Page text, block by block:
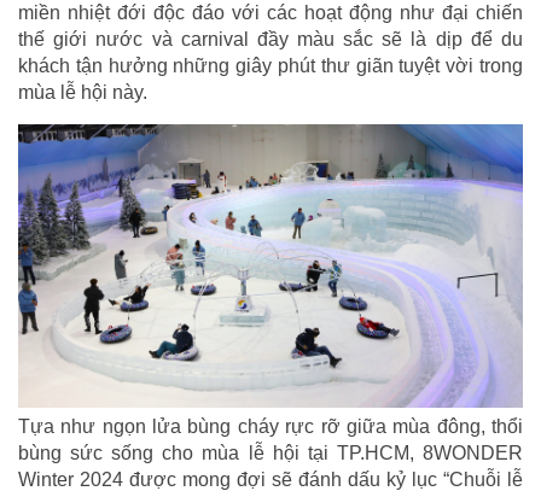
miền nhiệt đới độc đáo với các hoạt động như đại chiến
thế giới nước và carnival đầy màu sắc sẽ là dịp để du
khách tận hưởng những giây phút thư giãn tuyệt vời trong
mùa lễ hội này.
Tựa như ngọn lửa bùng cháy rực rỡ giữa mùa đông, thổi
bùng sức sống cho mùa lễ hội tại TP.HCM, 8WONDER
Winter 2024 được mong đợi sẽ đánh dấu kỷ lục “Chuỗi lễ